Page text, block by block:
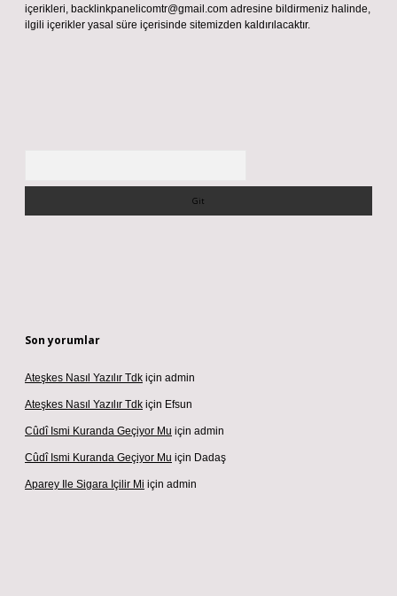
içerikleri, backlinkpanelicomtr@gmail.com adresine bildirmeniz halinde,
ilgili içerikler yasal süre içerisinde sitemizden kaldırılacaktır.
Son yorumlar
Ateşkes Nasıl Yazılır Tdk için admin
Ateşkes Nasıl Yazılır Tdk için Efsun
Cûdî Ismi Kuranda Geçiyor Mu için admin
Cûdî Ismi Kuranda Geçiyor Mu için Dadaş
Aparey Ile Sigara Içilir Mi için admin